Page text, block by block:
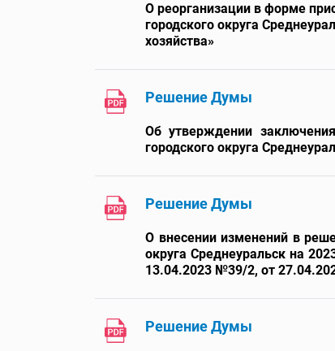
О реорганизации в форме
городского округа
хозяйства»
Решение Думы
Об утверждении
городского округа
Решение Думы
О внесении изменений в
округа Среднеуральск на
13.04.2023 №39/2, от
Решение Думы